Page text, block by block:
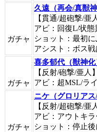
ガチャ
久遠（再会/真獣神
【貫通/超砲撃/亜
アビ：回復L/状態
ショット：最初
アシスト：ボス
ガチャ
喜多郁代（獣神化
【反射/砲撃/亜人】
アビ：超MSL/ラ
ガチャ
ニケ（グロリアス
【反射/超砲撃/亜
アビ：アウトキ
ショット：停止